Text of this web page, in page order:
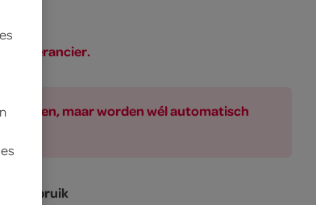
leverancier.
maar worden wél automatisch
gebruik